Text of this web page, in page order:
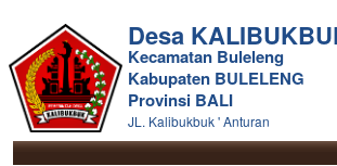
Desa
Kecamatan Buleleng
Kabupaten BULELENG
Provinsi BALI
JL. Kalibukbuk ' Anturan